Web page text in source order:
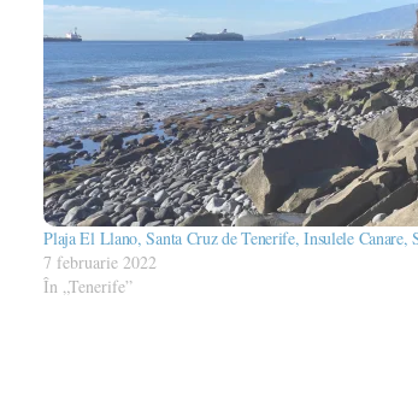
Plaja El Llano, Santa Cruz de Tenerife, Insulele Canare,
7 februarie 2022
În „Tenerife”